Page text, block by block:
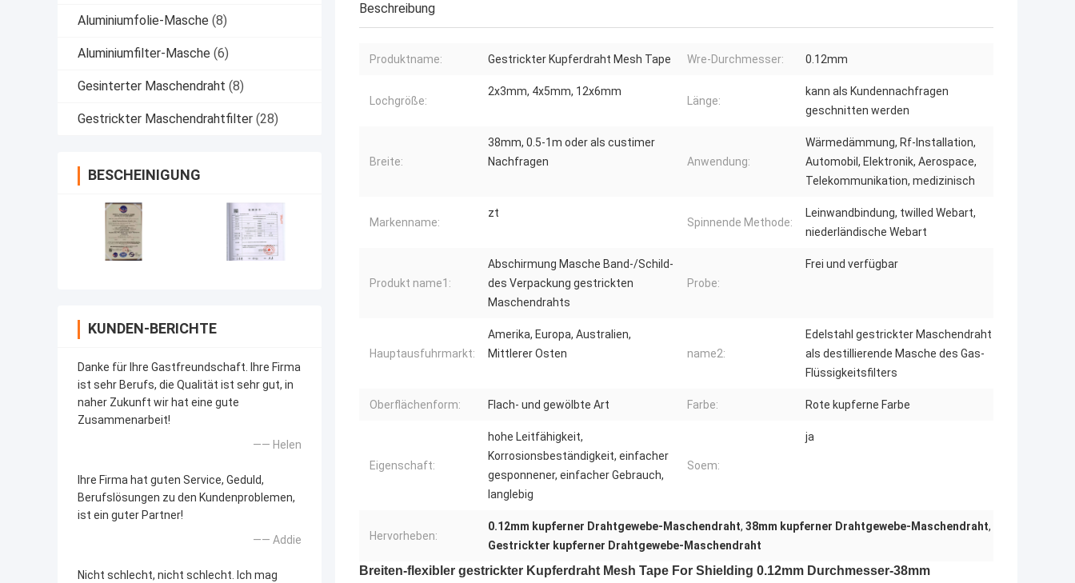
Aluminiumfolie-Masche (8)
Aluminiumfilter-Masche (6)
Gesinterter Maschendraht (8)
Gestrickter Maschendrahtfilter (28)
BESCHEINIGUNG
KUNDEN-BERICHTE
Danke für Ihre Gastfreundschaft. Ihre Firma
ist sehr Berufs, die Qualität ist sehr gut, in
naher Zukunft wir hat eine gute
Zusammenarbeit!
—— Helen
Ihre Firma hat guten Service, Geduld,
Berufslösungen zu den Kundenproblemen,
ist ein guter Partner!
—— Addie
Nicht schlecht, nicht schlecht. Ich mag
Beschreibung
Produktname: Gestrickter Kupferdraht Mesh Tape Wre-Durchmesser: 0.12mm
Lochgröße:
2x3mm, 4x5mm, 12x6mm
Länge:
kann als Kundennachfragen
geschnitten werden
Breite:
38mm, 0.5-1m oder als custimer
Nachfragen
Anwendung:
Wärmedämmung, Rf-Installation,
Automobil, Elektronik, Aerospace,
Telekommunikation, medizinisch
Markenname:
zt
Spinnende Methode:
Leinwandbindung, twilled Webart,
niederländische Webart
Produkt name1:
Abschirmung Masche Band-/Schild-
des Verpackung gestrickten
Maschendrahts
Probe:
Frei und verfügbar
Hauptausfuhrmarkt:
Amerika, Europa, Australien,
Mittlerer Osten
name2:
Edelstahl gestrickter Maschendraht
als destillierende Masche des Gas-
Flüssigkeitsfilters
Oberflächenform: Flach- und gewölbte Art Farbe: Rote kupferne Farbe
Eigenschaft:
hohe Leitfähigkeit,
Korrosionsbeständigkeit, einfacher
gesponnener, einfacher Gebrauch,
langlebig
Soem:
ja
Hervorheben:
0.12mm kupferner Drahtgewebe-Maschendraht, 38mm kupferner Drahtgewebe-Maschendraht,
Gestrickter kupferner Drahtgewebe-Maschendraht
Breiten-flexibler gestrickter Kupferdraht Mesh Tape For Shielding 0.12mm Durchmesser-38mm